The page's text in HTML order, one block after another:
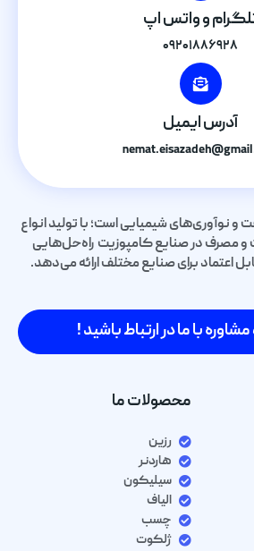
و واتس اپ
۰۹۲۰۱۸۸۶۹۲۸
آدرس ایمیل
نوآوری‌های شیمیایی است؛ با تولید انواع
مصرف در صنایع کامپوزیت راه‌حل‌هایی
اعتماد برای صنایع مختلف ارائه می‌دهد.
با ما در ارتباط باشید !
محصولات ما
رزین
هاردنر
سیلیکون
الیاف
چسب
ژلکوت